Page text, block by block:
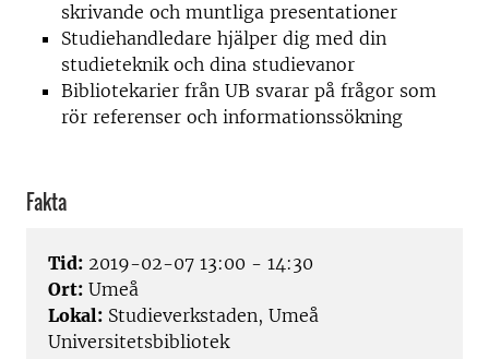
skrivande och muntliga presentationer
Studiehandledare hjälper dig med din
studieteknik och dina studievanor
Bibliotekarier från UB svarar på frågor som
rör referenser och informationssökning
Fakta
Tid: 2019-02-07 13:00 - 14:30
Ort: Umeå
Lokal: Studieverkstaden, Umeå
Universitetsbibliotek